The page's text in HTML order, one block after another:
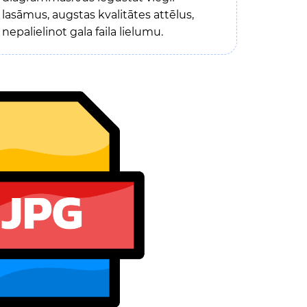
lasāmus, augstas kvalitātes attēlus,
nepalielinot gala faila lielumu.